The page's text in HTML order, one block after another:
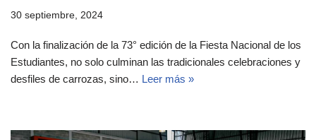
30 septiembre, 2024
Con la finalización de la 73° edición de la Fiesta Nacional de los
Estudiantes, no solo culminan las tradicionales celebraciones y
desfiles de carrozas, sino… Leer más »